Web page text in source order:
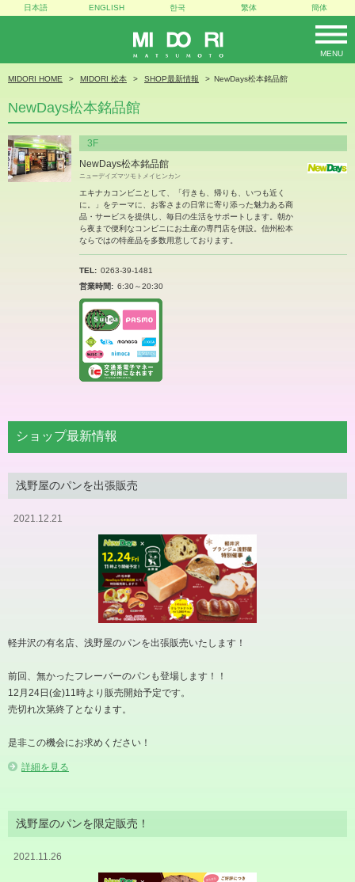
MIDORI
MENU
日本語 ENGLISH 한국 繁体 簡体
MIDORI HOME MIDORI 松本 SHOP最新情報 NewDays松本銘品館
NewDays松本銘品館
3F
NewDays松本銘品館
ニューデイズマツモトメイヒンカン
エキナカコンビニとして、「行きも、帰りも、いつも近く
に。」をテーマに、お客さまの日常に寄り添った魅力ある商
品・サービスを提供し、毎日の生活をサポートします。朝か
ら夜まで便利なコンビニにお土産の専門店を併設。信州松本
ならではの特産品を多数用意しております。
TEL
0263-39-1481
営業時間
6:30～20:30
ショップ最新情報
浅野屋のパンを出張販売
2021.12.21
軽井沢の有名店、浅野屋のパンを出張販売いたします！
前回、無かったフレーバーのパンも登場します！！
12月24日(金)11時より販売開始予定です。
売切れ次第終了となります。
是非この機会にお求めください！
詳細を見る
浅野屋のパンを限定販売！
2021.11.26